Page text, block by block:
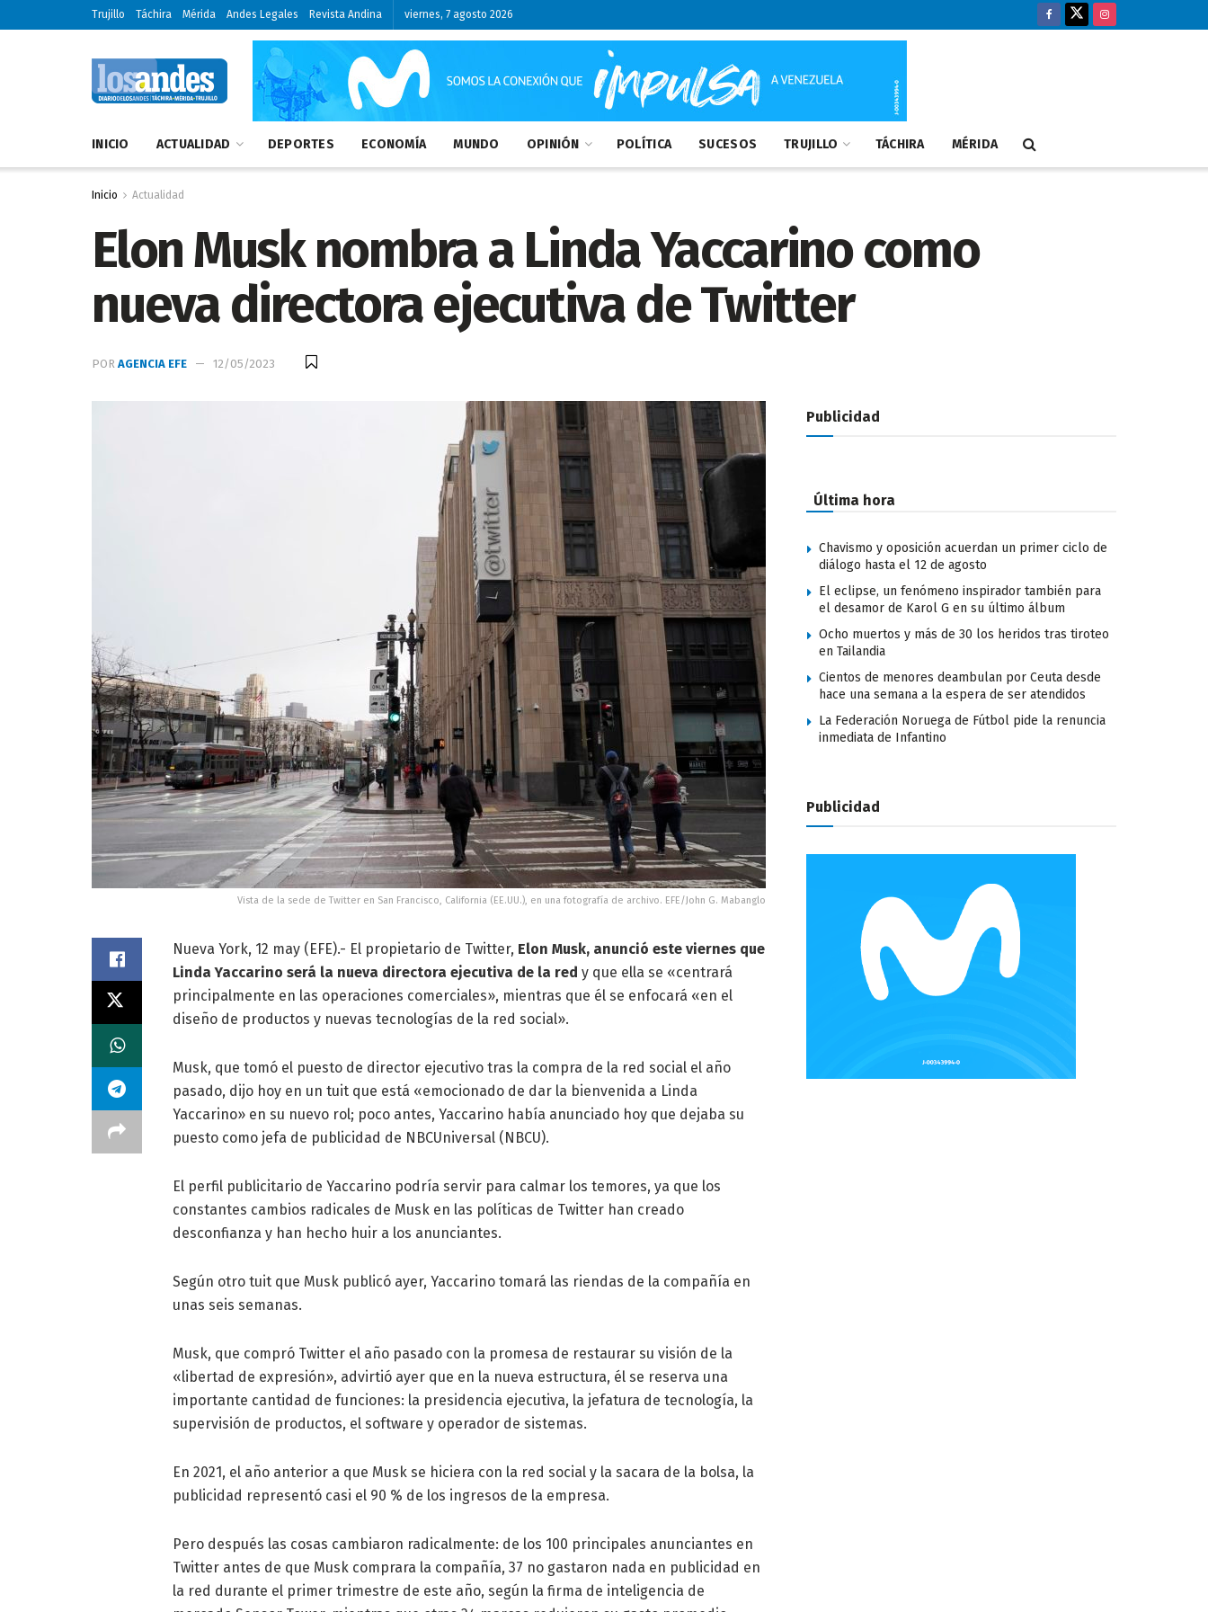
Trujillo Táchira Mérida Andes Legales Revista Andina viernes, 7 agosto 2026
INICIO ACTUALIDAD DEPORTES ECONOMÍA MUNDO OPINIÓN POLÍTICA SUCESOS TRUJILLO TÁCHIRA MÉRIDA
Inicio Actualidad
Elon Musk nombra a Linda Yaccarino como
nueva directora ejecutiva de Twitter
POR AGENCIA EFE 12/05/2023
Vista de la sede de Twitter en San Francisco, California (EE.UU.), en una fotografía de archivo. EFE/John G. Mabanglo
Nueva York, 12 may (EFE).- El propietario de Twitter, Elon Musk, anunció este viernes que
Linda Yaccarino será la nueva directora ejecutiva de la red y que ella se «centrará
principalmente en las operaciones comerciales», mientras que él se enfocará «en el
diseño de productos y nuevas tecnologías de la red social».
Musk, que tomó el puesto de director ejecutivo tras la compra de la red social el año
pasado, dijo hoy en un tuit que está «emocionado de dar la bienvenida a Linda
Yaccarino» en su nuevo rol; poco antes, Yaccarino había anunciado hoy que dejaba su
puesto como jefa de publicidad de NBCUniversal (NBCU).
El perfil publicitario de Yaccarino podría servir para calmar los temores, ya que los
constantes cambios radicales de Musk en las políticas de Twitter han creado
desconfianza y han hecho huir a los anunciantes.
Según otro tuit que Musk publicó ayer, Yaccarino tomará las riendas de la compañía en
unas seis semanas.
Musk, que compró Twitter el año pasado con la promesa de restaurar su visión de la
«libertad de expresión», advirtió ayer que en la nueva estructura, él se reserva una
importante cantidad de funciones: la presidencia ejecutiva, la jefatura de tecnología, la
supervisión de productos, el software y operador de sistemas.
En 2021, el año anterior a que Musk se hiciera con la red social y la sacara de la bolsa, la
publicidad representó casi el 90 % de los ingresos de la empresa.
Pero después las cosas cambiaron radicalmente: de los 100 principales anunciantes en
Twitter antes de que Musk comprara la compañía, 37 no gastaron nada en publicidad en
la red durante el primer trimestre de este año, según la firma de inteligencia de
Publicidad
Última hora
Chavismo y oposición acuerdan un primer ciclo de
diálogo hasta el 12 de agosto
El eclipse, un fenómeno inspirador también para
el desamor de Karol G en su último álbum
Ocho muertos y más de 30 los heridos tras tiroteo
en Tailandia
Cientos de menores deambulan por Ceuta desde
hace una semana a la espera de ser atendidos
La Federación Noruega de Fútbol pide la renuncia
inmediata de Infantino
Publicidad